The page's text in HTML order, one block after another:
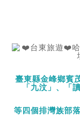
臺東縣金峰鄉賓
「九汶」、「
等四個排灣族部